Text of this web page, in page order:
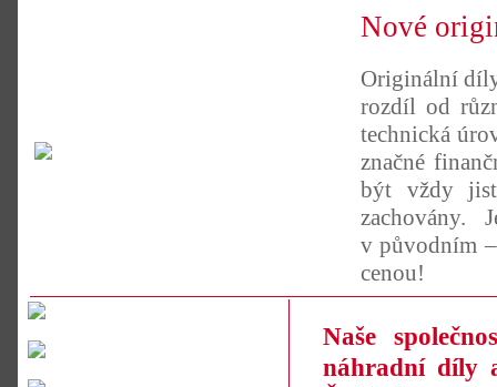
Nové
Originální
rozdíl od
technická
značné
být vždy
v původním
cenou!
Naše
náhradní díly